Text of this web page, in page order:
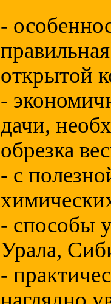
-
открытой
-
дачи,
обрезка
- с
- способы
Урала,
-